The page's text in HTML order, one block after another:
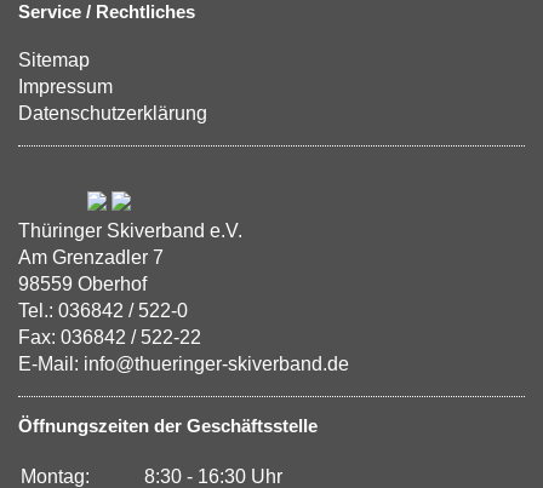
Service / Rechtliches
Sitemap
Impressum
Datenschutzerklärung
Thüringer Skiverband e.V.
Am Grenzadler 7
98559 Oberhof
Tel.: 036842 / 522-0
Fax: 036842 / 522-22
E-Mail: info@thueringer-skiverband.de
Öffnungszeiten der Geschäftsstelle
Montag:
8:30 - 16:30 Uhr